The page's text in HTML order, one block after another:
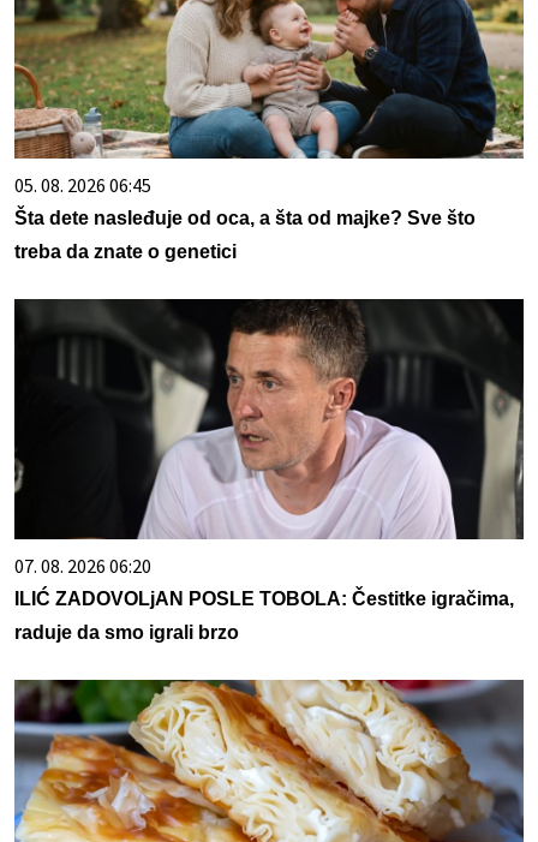
05. 08. 2026 06:45
Šta dete nasleđuje od oca, a šta od majke? Sve što
treba da znate o genetici
07. 08. 2026 06:20
ILIĆ ZADOVOLjAN POSLE TOBOLA: Čestitke igračima,
raduje da smo igrali brzo